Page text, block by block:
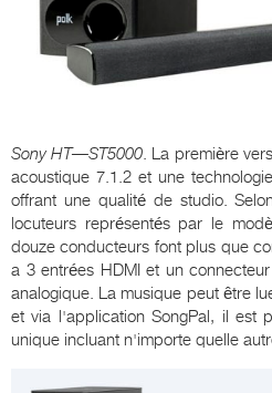
Sony HT—ST5000. La première
acoustique 7.1.2 et une
offrant une qualité de studio.
locuteurs représentés par le
douze conducteurs font plus que
a 3 entrées HDMI et un
analogique. La musique peut être
et via l'application SongPal, il est
unique incluant n'importe quelle